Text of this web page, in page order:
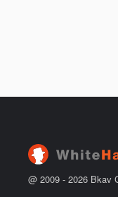
@ 2009 - 2026 Bkav